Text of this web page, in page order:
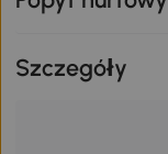
Szczegóły